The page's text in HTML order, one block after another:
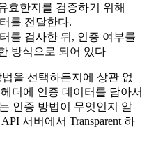
효한지를 검증하기 위해
를 전달한다.
를 검사한 뒤, 인증 여부를
방식으로 되어 있다
법을 선택하든지에 상관 없
더에 인증 데이터를 담아서
인증 방법이 무엇인지 알
서버에서 Transparent 하